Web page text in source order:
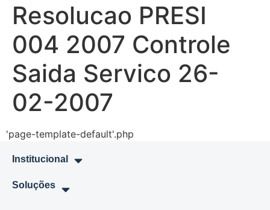
Resolucao PRESI
004 2007 Controle
Saida Servico 26-
02-2007
'page-template-default'.php
Institucional
Soluções